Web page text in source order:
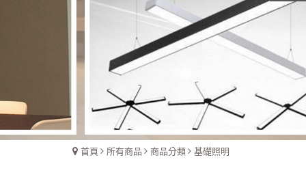
首頁 所有商品 商品分類 基礎照明